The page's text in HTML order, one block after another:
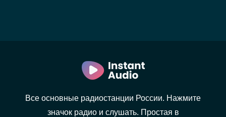
Все основные радиостанции России. Нажмите
значок радио и слушать. Простая в